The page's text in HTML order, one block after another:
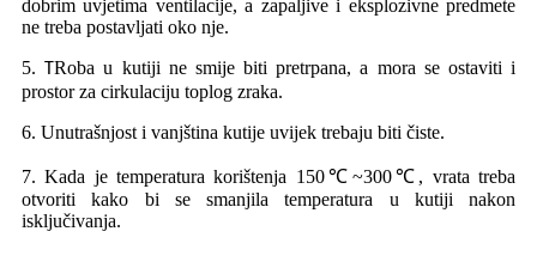
dobrim uvjetima ventilacije, a zapaljive i eksplozivne predmete
ne treba postavljati oko nje.
5. TRoba u kutiji ne smije biti pretrpana, a mora se ostaviti i
prostor za cirkulaciju toplog zraka.
6. Unutrašnjost i vanjština kutije uvijek trebaju biti čiste.
7. Kada je temperatura korištenja 150℃~300℃, vrata treba
otvoriti kako bi se smanjila temperatura u kutiji nakon
isključivanja.